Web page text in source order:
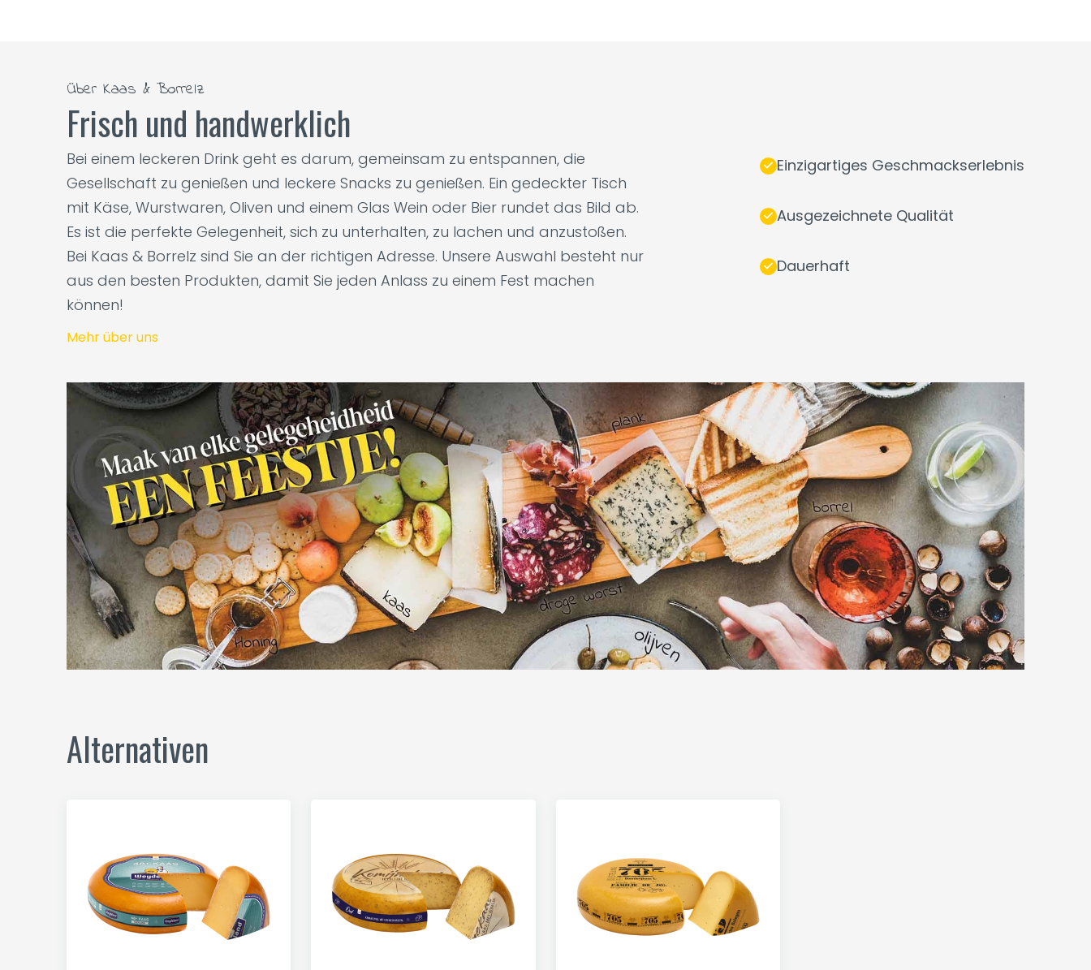
Über Kaas & Borrelz
Frisch und handwerklich
Bei einem leckeren Drink geht es darum, gemeinsam zu entspannen, die
Gesellschaft zu genießen und leckere Snacks zu genießen. Ein gedeckter Tisch
mit Käse, Wurstwaren, Oliven und einem Glas Wein oder Bier rundet das Bild ab.
Es ist die perfekte Gelegenheit, sich zu unterhalten, zu lachen und anzustoßen.
Bei Kaas & Borrelz sind Sie an der richtigen Adresse. Unsere Auswahl besteht nur
aus den besten Produkten, damit Sie jeden Anlass zu einem Fest machen
können!
Mehr über uns
Einzigartiges Geschmackserlebnis
Ausgezeichnete Qualität
Dauerhaft
Alternativen